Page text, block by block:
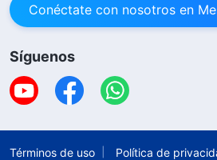
Conéctate con nosotros en
Síguenos
Términos de uso Política de